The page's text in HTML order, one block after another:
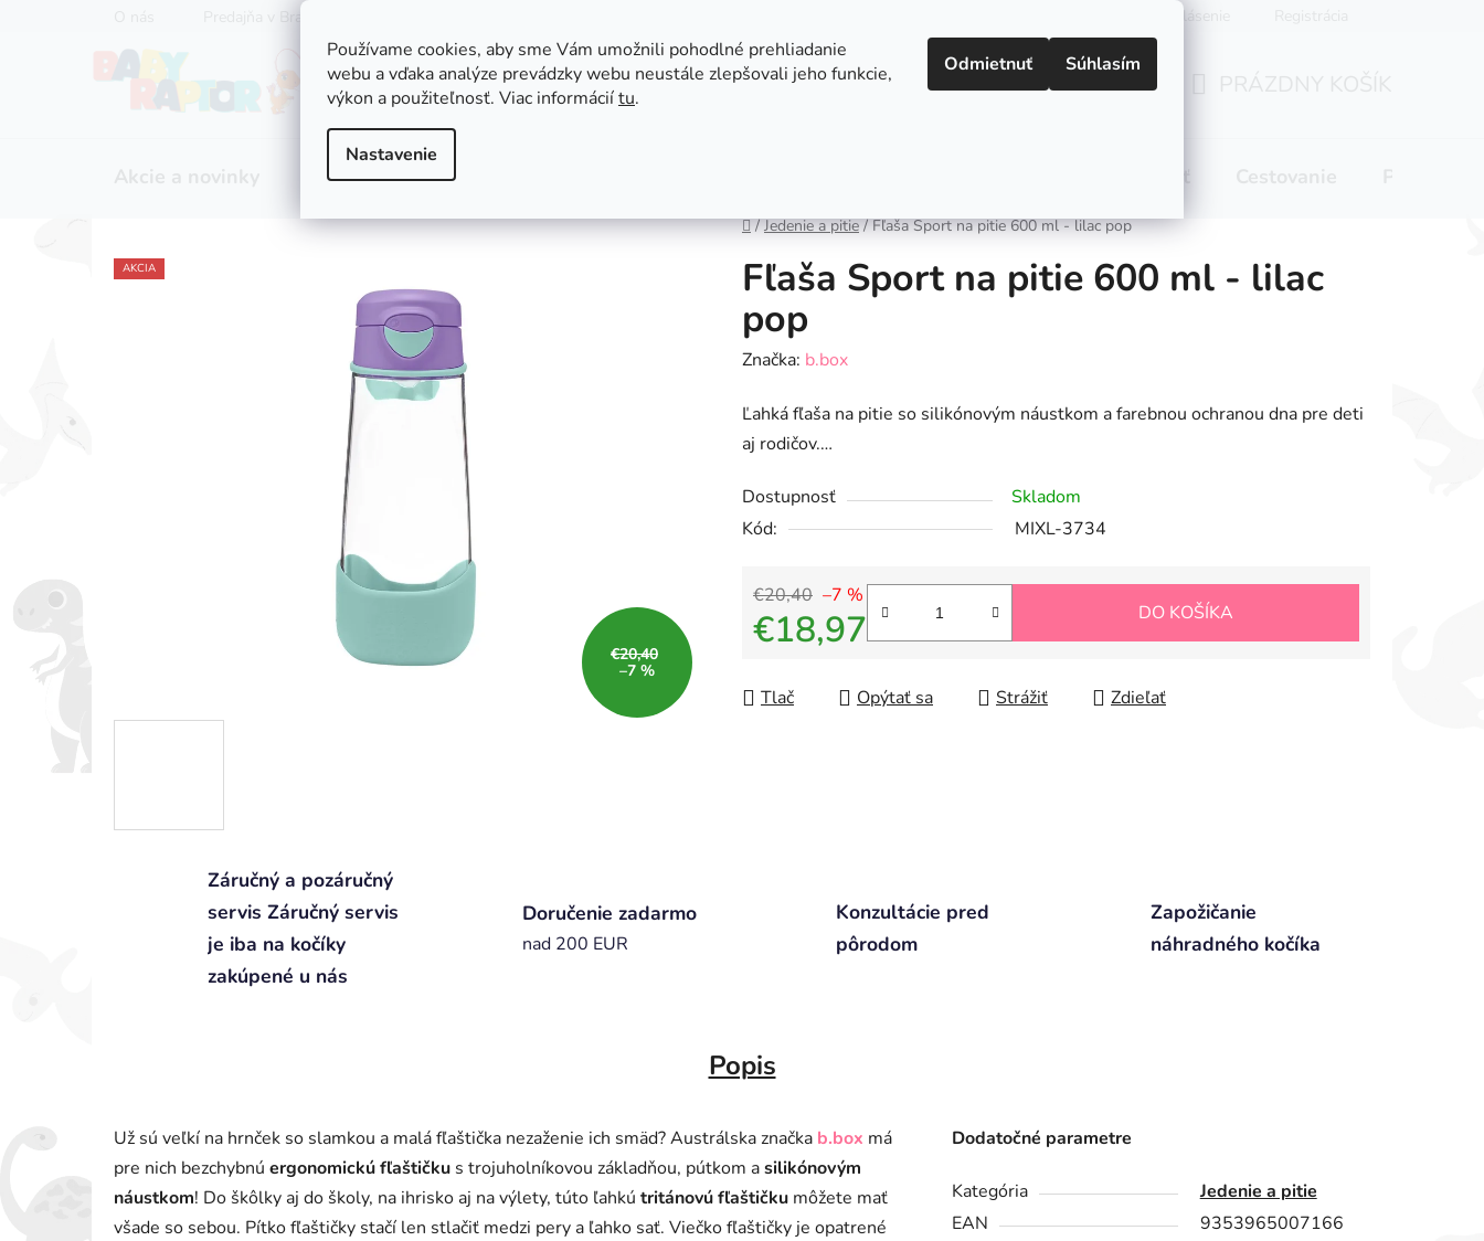
Používame cookies, aby sme Vám umožnili pohodlné prehliadanie
webu a vďaka analýze prevádzky webu neustále zlepšovali jeho funkcie,
výkon a použiteľnosť. Viac informáciítu.
Nastavenie
Odmietnuť Súhlasím
Predajňa v Bratislave Prihlásenie
Zľavy Kočíky
Domov
/ Jedenie a pitie / Fľaša Sport na pitie 600 ml - lilac pop
Fľaša Sport na pitie 600 ml - lilac
pop
Značka: b.box
Ľahká fľaša na pitie so silikónovým náustkom a farebnou ochranou dna pre deti
aj rodičov.…
Dostupnosť
Skladom
Kód:
MIXL-3734
€20,40 –7 %
€18,97 DO KOŠÍKA
Tlač Opýtať sa Strážiť Zdieľať
AKCIA
€20,40
–7 %
Záručný a pozáručný
servis Záručný servis
je iba na kočíky
zakúpené u nás
Doručenie zadarmo
nad 200 EUR
Konzultácie pred
pôrodom
Zapožičanie
náhradného kočíka
Popis
Už sú veľkí na hrnček so slamkou a malá fľaštička nezaženie ich smäd? Austrálska značka b.box má
pre nich bezchybnú ergonomickú fľaštičku s trojuholníkovou základňou, pútkom asilikónovým
náustkom! Do škôlky aj do školy, na ihrisko aj na výlety, túto ľahkú tritánovú fľaštičku môžete mať
všade so sebou. Pítko fľaštičky stačí len stlačiť medzi pery a ľahko sať. Viečko fľaštičky je opatrené
Dodatočné parametre
Kategória
Jedenie a pitie
EAN
9353965007166